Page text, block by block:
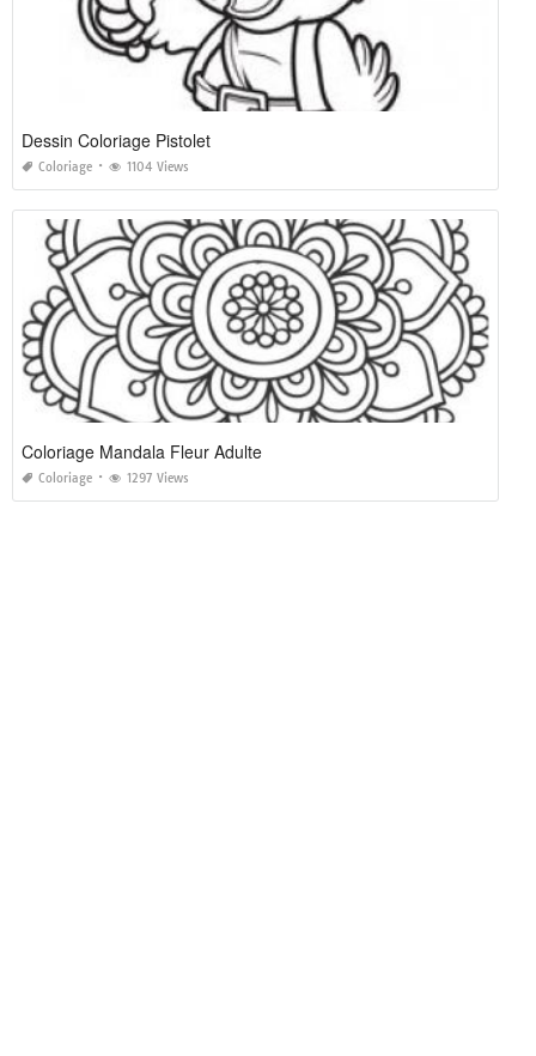
Dessin Coloriage Pistolet
Coloriage 1104 Views
Coloriage Mandala Fleur Adulte
Coloriage 1297 Views